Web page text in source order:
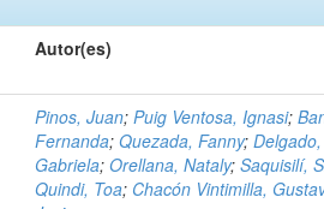
Autor(es)
Pinos, Juan;Puig Ventosa, Ignasi;
Fernanda;Quezada, Fanny;Delgado,
Gabriela;Orellana, Nataly;Saquisilí,
Quindi, Toa; Chacón Vintimilla,